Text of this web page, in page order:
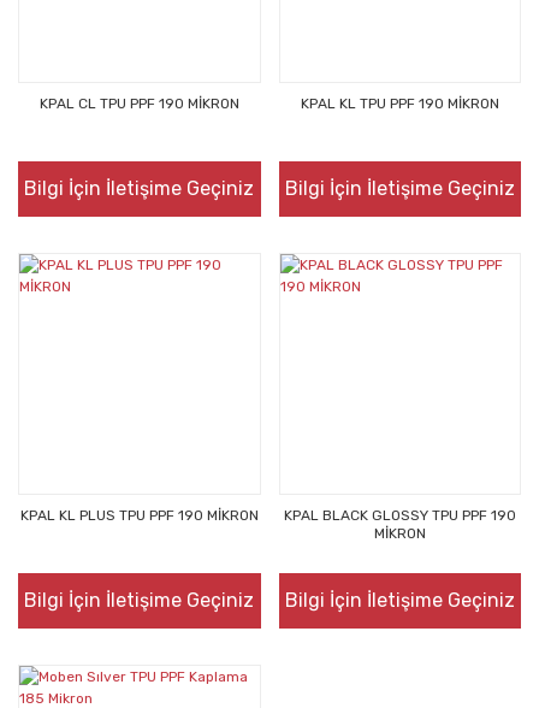
KPAL CL TPU PPF 190 MİKRON
Bilgi İçin İletişime Geçiniz
KPAL KL TPU PPF 190 MİKRON
Bilgi İçin İletişime Geçiniz
KPAL KL PLUS TPU PPF 190 MİKRON
Bilgi İçin İletişime Geçiniz
KPAL BLACK GLOSSY TPU PPF 190
MİKRON
Bilgi İçin İletişime Geçiniz